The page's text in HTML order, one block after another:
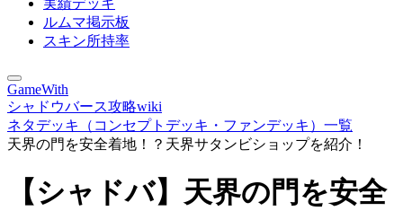
実績デッキ
ルムマ掲示板
スキン所持率
GameWith
シャドウバース攻略wiki
ネタデッキ（コンセプトデッキ・ファンデッキ）一覧
天界の門を安全着地！？天界サタンビショップを紹介！
【シャドバ】天界の門を安全